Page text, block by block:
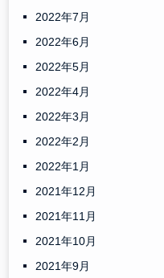
2022年7月
2022年6月
2022年5月
2022年4月
2022年3月
2022年2月
2022年1月
2021年12月
2021年11月
2021年10月
2021年9月